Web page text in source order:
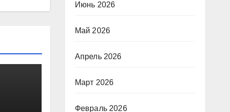
Июнь 2026
Май 2026
Апрель 2026
Март 2026
Февраль 2026